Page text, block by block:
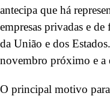
antecipa que há
empresas privadas e
da União e dos
novembro próximo e a
O principal motivo